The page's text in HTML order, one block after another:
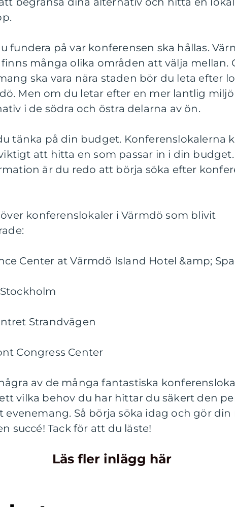
fundera på var konferensen ska hållas.
många olika områden att välja mellan.
ska vara nära staden bör du leta efter
Men om du letar efter en mer lantlig
i de södra och östra delarna av ön.
tänka på din budget. Konferenslokalerna
att hitta en som passar in i din
är du redo att börja söka efter
konferenslokaler i Värmdö som blivit
Center at Värmdö Island Hotel &amp; Spa
Strandvägen
Congress Center
av de många fantastiska
vilka behov du har hittar du säkert den
evenemang. Så börja söka idag och gör din
succé! Tack för att du läste!
Läs fler inlägg här